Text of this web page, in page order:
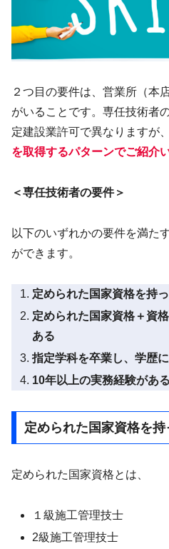
２つ目の要件は、営業所（本
がいることです。専任技術者
定建設業許可で異なりますが
を取得するパターンでご紹介
＜専任技術者の要件＞
以下のいずれかの要件を満た
ができます。
定められた国家資格を持
定められた国家資格＋資
ある
指定学科を卒業し、学歴
10年以上の実務経験がある
定められた国家資格を持
定められた国家資格とは、
１級施工管理技士
2級施工管理技士